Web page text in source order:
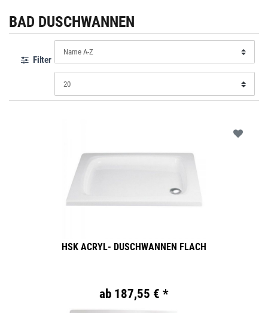
BAD DUSCHWANNEN
Filter
HSK ACRYL- DUSCHWANNEN FLACH
ab 187,55 € *